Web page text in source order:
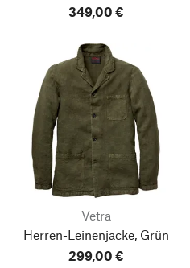
349,00 €
Vetra
Herren-Leinenjacke, Grün
299,00 €